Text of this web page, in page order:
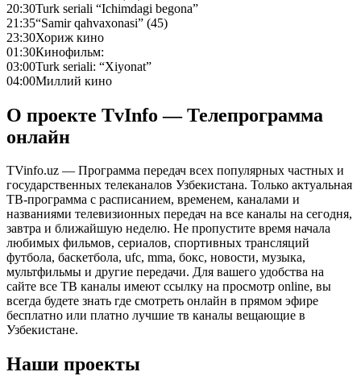
20:30Turk seriali “Ichimdagi begona”
21:35“Samir qahvaxonasi” (45)
23:30Хориж кино
01:30Кинофильм:
03:00Turk seriali: “Xiyonat”
04:00Миллий кино
О проекте TvInfo — Телепрограмма
онлайн
TVinfo.uz — Программа передач всех популярных частных и
государственных телеканалов Узбекистана. Только актуальная
ТВ-программа с расписанием, временем, каналами и
названиями телевизионных передач на все каналы на сегодня,
завтра и ближайшую неделю. Не пропустите время начала
любимых фильмов, сериалов, спортивных трансляций
футбола, баскетбола, ufc, mma, бокс, новости, музыка,
мультфильмы и другие передачи. Для вашего удобства на
сайте все ТВ каналы имеют ссылку на просмотр online, вы
всегда будете знать где смотреть онлайн в прямом эфире
бесплатно или платно лучшие тв каналы вещающие в
Узбекистане.
Наши проекты